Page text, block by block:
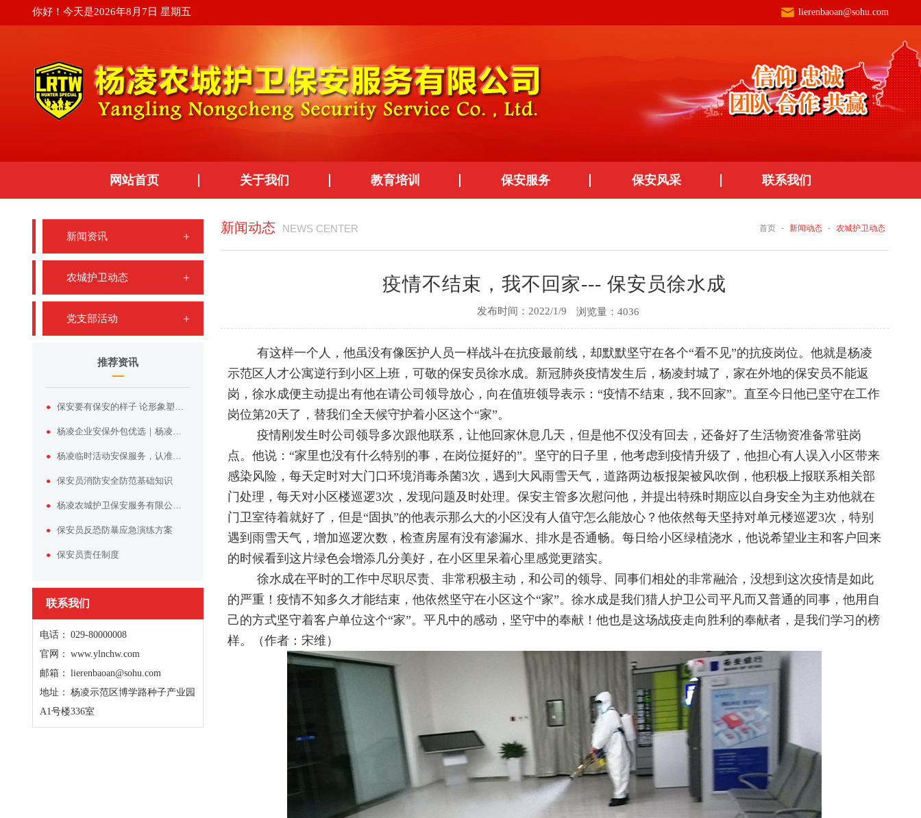
你好！今天是2026年8月7日 星期五 lierenbaoan@sohu.com
网站首页 关于我们 教育培训 保安服务 保安风采 联系我们
新闻资讯
农城护卫动态
党支部活动
推荐资讯
保安要有保安的样子 论形象塑造与服装价值的双向赋能
杨凌企业安保外包优选｜杨凌农城护卫保安服务有限公司专业护航
杨凌临时活动安保服务，认准杨凌农城护卫保安服务有限公司
保安员消防安全防范基础知识
杨凌农城护卫保安服务有限公司——杨凌本土正规安保实力品牌
保安员反恐防暴应急演练方案
保安员责任制度
联系我们
电话： 029-80000008
官网： www.ylnchw.com
邮箱： lierenbaoan@sohu.com
地址： 杨凌示范区博学路种子产业园
A1号楼336室
新闻动态 NEWS CENTER 首页 - 新闻动态 - 农城护卫动态
疫情不结束，我不回家--- 保安员徐水成
发布时间：2022/1/9 浏览量：4036
有这样一个人，他虽没有像医护人员一样战斗在抗疫最前线，却默默坚守在各个“看不见”的抗疫岗位。他就是杨凌
示范区人才公寓逆行到小区上班，可敬的保安员徐水成。新冠肺炎疫情发生后，杨凌封城了，家在外地的保安员不能返
岗，徐水成便主动提出有他在请公司领导放心，向在值班领导表示：“疫情不结束，我不回家”。直至今日他已坚守在工作
岗位第20天了，替我们全天候守护着小区这个“家”。
疫情刚发生时公司领导多次跟他联系，让他回家休息几天，但是他不仅没有回去，还备好了生活物资准备常驻岗
点。他说： “家里也没有什么特别的事，在岗位挺好的”。坚守的日子里，他考虑到疫情升级了，他担心有人误入小区带来
感染风险，每天定时对大门口环境消毒杀菌3次，遇到大风雨雪天气，道路两边板报架被风吹倒，他积极上报联系相关部
门处理，每天对小区楼巡逻3次，发现问题及时处理。保安主管多次慰问他，并提出特殊时期应以自身安全为主劝他就在
门卫室待着就好了，但是“固执”的他表示那么大的小区没有人值守怎么能放心？他依然每天坚持对单元楼巡逻3次，特别
遇到雨雪天气，增加巡逻次数，检查房屋有没有渗漏水、排水是否通畅。每日给小区绿植浇水，他说希望业主和客户回来
的时候看到这片绿色会增添几分美好，在小区里呆着心里感觉更踏实。
徐水成在平时的工作中尽职尽责、非常积极主动，和公司的领导、同事们相处的非常融洽，没想到这次疫情是如此
的严重！疫情不知多久才能结束，他依然坚守在小区这个“家”。徐水成是我们猎人护卫公司平凡而又普通的同事，他用自
己的方式坚守着客户单位这个“家”。平凡中的感动，坚守中的奉献！他也是这场战疫走向胜利的奉献者，是我们学习的榜
样。
（作者：宋维 ）